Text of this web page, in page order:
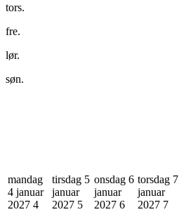
tors.
fre.
lør.
søn.
mandag
4 januar
2027 4
tirsdag 5
januar
2027 5
onsdag 6
januar
2027 6
torsdag 7
januar
2027 7